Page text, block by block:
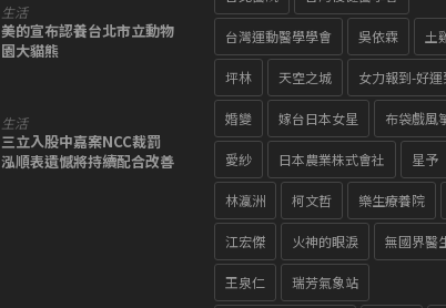
生活
美的宣布認養台北市立動物
園大貓熊
生活
三立入股中嘉案NCC裁罰
泓順表遺憾將持續配合改善
台灣運動醫學學會 吳依霖 土
坪林 天空之城 女力報到-好運
婚變 嫁台日本女星 布袋戲風
愛紗 日本農業株式會社 星予
林瀛洲 柯文哲 樂生療養院
江宏傑 火神的眼淚 無國界醫
王泉仁 瑞芳氣象站